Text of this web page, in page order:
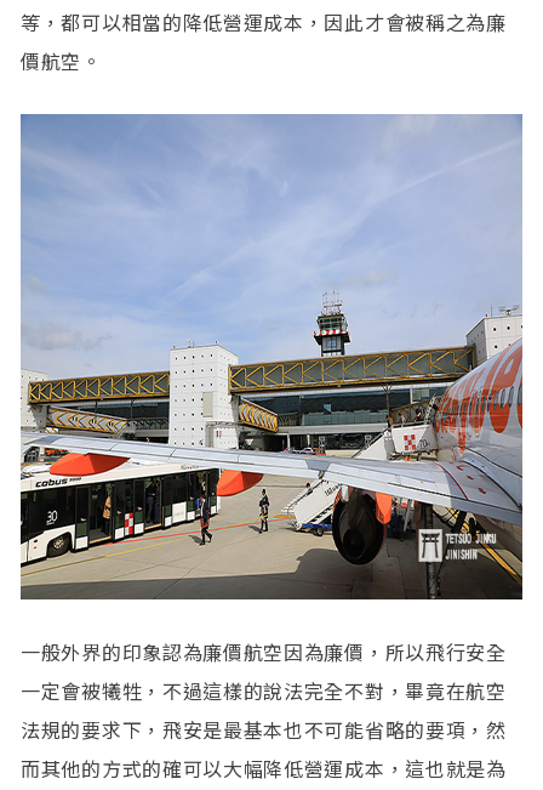
等，都可以相當的降低營運成本，因此才會被稱之為廉
價航空。
一般外界的印象認為廉價航空因為廉價，所以飛行安全
一定會被犧牲，不過這樣的說法完全不對，畢竟在航空
法規的要求下，飛安是最基本也不可能省略的要項，然
而其他的方式的確可以大幅降低營運成本，這也就是為